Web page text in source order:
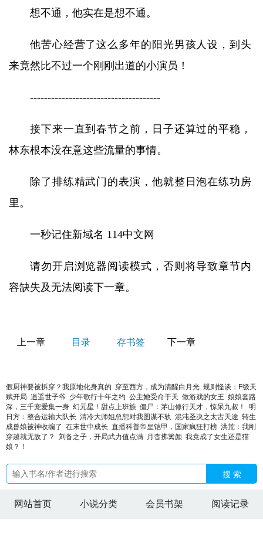
想不通，他实在是想不通。
他苦心经营了这么多年的阳光男孩人设，到头
来竟然比不过一个刚刚出道的小演员！
-------------------------------------
接下来一直到春节之前，日子还算过的平稳，
林东根本没在意这些流量的事情。
除了排练精武门的表演，他就整日泡在练功房
里。
一秒记住新域名 114中文网
请勿开启浏览器阅读模式，否则将导致章节内
容缺失及无法阅读下一章。
上一章 目录 存书签 下一章
假厨神要被拆穿？我原地化身真的 穿至西方，成为清醒白月光 规则怪谈：F级天
赋开局 逍遥世子爷 少年歌行十年之约 公主她受命于天 做游戏的女王 娘娘套路
深，三千宠爱集一身 幻元星！甜点上班族 僵尸：茅山修行天才，惊呆九叔！
明
日方：整合运输大队长 清冷大师姐总想对我图谋不轨 混沌圣决之太古天途 转生
成兽娘被神收编了 在末世中成长 直播科普帝皇铠甲，国家疯狂打榜 洪荒：我刚
穿越就无敌了？
刘备之子，开局武力值点满 月杳拂篱颜 我竟成了女生还是猫
娘？！
搜 索
网站首页 小说分类 会员书架 阅读记录